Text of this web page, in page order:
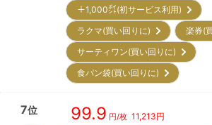
＋1,000㌽(初サービス利用)
ラクマ(買い回りに)
楽券(
サーティワン(買い回りに)
食パン袋(買い回りに)
7位 99.9 円/枚 11,213円